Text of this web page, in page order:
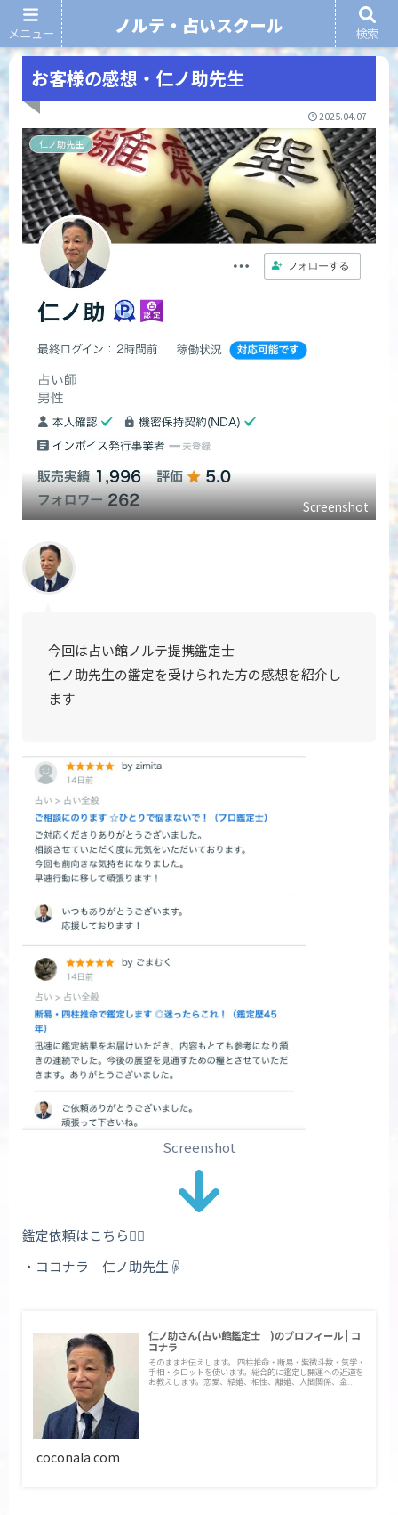
ノルテ・占いスクール
お客様の感想・仁ノ助先生
2025.04.07
仁ノ助先生
Screenshot
今回は占い館ノルテ提携鑑定士
仁ノ助先生の鑑定を受けられた方の感想を紹介し
ます
Screenshot
鑑定依頼はこちら💁‍♀️
・ココナラ 仁ノ助先生☟
仁ノ助さん(占い館鑑定士 )のプロフィール | コ
コナラ
そのままお伝えします。 四柱推命・断易・紫微斗数・気学・
手相・タロットを使います。総合的に鑑定し開運への近道を
お教えします。恋愛、結婚、相性、離婚、人間関係、金...
coconala.com
メニュー ノルテ・占いスクール 検索